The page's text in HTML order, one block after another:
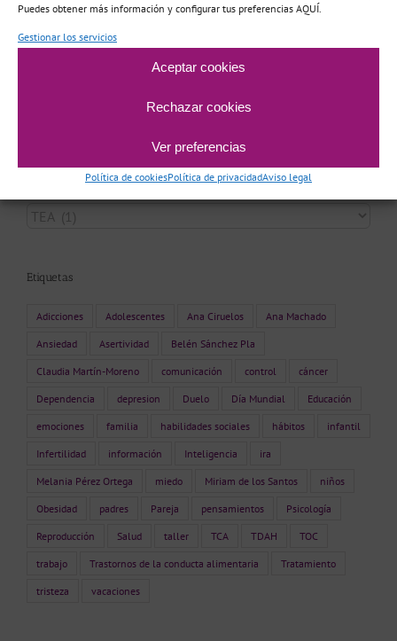
Puedes obtener más información y configurar tus preferencias AQUÍ.
Gestionar los servicios
Aceptar cookies
Rechazar cookies
Ver preferencias
Política de cookiesPolítica de privacidadAviso legal
NadiaenAdicción al tarot
Categorías
Etiquetas
Adicciones Adolescentes Ana Ciruelos Ana Machado
Ansiedad Asertividad Belén Sánchez Pla
Claudia Martín-Moreno comunicación control cáncer
Dependencia depresion Duelo Día Mundial Educación
emociones familia habilidades sociales hábitos infantil
Infertilidad información Inteligencia ira
Melania Pérez Ortega miedo Miriam de los Santos niños
Obesidad padres Pareja pensamientos Psicología
Reproducción Salud taller TCA TDAH TOC
trabajo Trastornos de la conducta alimentaria Tratamiento
tristeza vacaciones